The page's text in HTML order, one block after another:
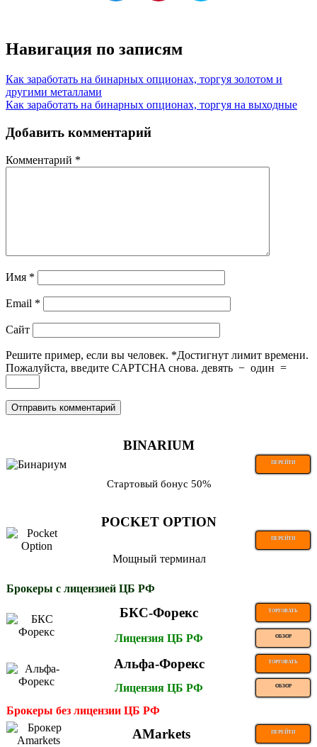
Навигация по записям
Как заработать на бинарных опционах, торгуя золотом и
другими металлами
Как заработать на бинарных опционах, торгуя на выходные
Добавить комментарий
Комментарий *
Имя *
Email *
Сайт
Решите пример, если вы человек. *Достигнут лимит времени.
Пожалуйста, введите CAPTCHA снова. девять − один =
BINARIUM
ПЕРЕЙТИ
Стартовый бонус 50%
POCKET OPTION
ПЕРЕЙТИ
Мощный терминал
Брокеры с лицензией ЦБ РФ
БКС-Форекс ТОРГОВАТЬ
Лицензия ЦБ РФ ОБЗОР
Альфа-Форекс ТОРГОВАТЬ
Лицензия ЦБ РФ ОБЗОР
Брокеры без лицензии ЦБ РФ
AMarkets ПЕРЕЙТИ